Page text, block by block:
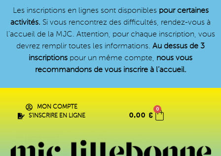
Les inscriptions en lignes sont disponibles pour certaines
activités. Si vous rencontrez des difficultés, rendez-vous à
l’accueil de la MJC. Attention, pour chaque inscription, vous
devrez remplir toutes les informations. Au dessus de 3
inscriptions pour un même compte, nous vous
recommandons de vous inscrire à l’accueil.
MON COMPTE
S'INSCRIRE EN LIGNE
0,00 €
0